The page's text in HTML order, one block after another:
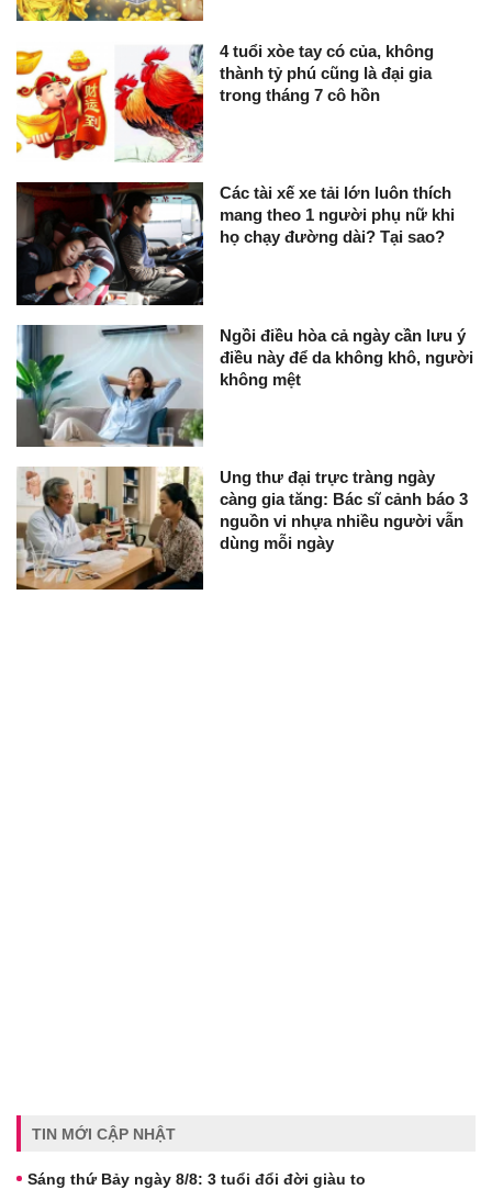
4 tuổi xòe tay có của, không
thành tỷ phú cũng là đại gia
trong tháng 7 cô hồn
Các tài xế xe tải lớn luôn thích
mang theo 1 người phụ nữ khi
họ chạy đường dài? Tại sao?
Ngồi điều hòa cả ngày cần lưu ý
điều này để da không khô, người
không mệt
Ung thư đại trực tràng ngày
càng gia tăng: Bác sĩ cảnh báo 3
nguồn vi nhựa nhiều người vẫn
dùng mỗi ngày
TIN MỚI CẬP NHẬT
Sáng thứ Bảy ngày 8/8: 3 tuổi đổi đời giàu to